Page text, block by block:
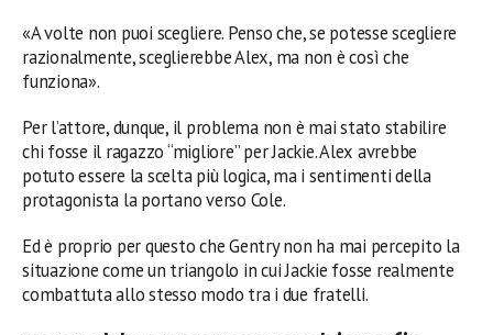
«A volte non puoi scegliere. Penso che, se potesse scegliere
razionalmente, sceglierebbe Alex, ma non è così che
funziona».
Per l’attore, dunque, il problema non è mai stato stabilire
chi fosse il ragazzo “migliore” per Jackie. Alex avrebbe
potuto essere la scelta più logica, ma i sentimenti della
protagonista la portano verso Cole.
Ed è proprio per questo che Gentry non ha mai percepito la
situazione come un triangolo in cui Jackie fosse realmente
combattuta allo stesso modo tra i due fratelli.